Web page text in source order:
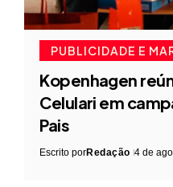
PUBLICIDADE E
Kopenhagen
Celulari em
Pais
Escrito porRedação 4 de